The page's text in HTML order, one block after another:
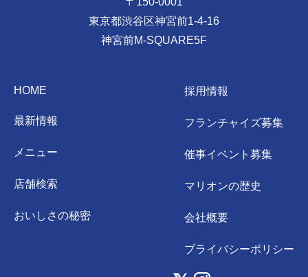
東京都渋谷区神宮前1-4-16
神宮前M-SQUARE5F
HOME
最新情報
メニュー
店舗検索
おいしさの秘密
採用情報
フランチャイズ募集
催事イベント募集
マリオンの歴史
会社概要
プライバシーポリシー